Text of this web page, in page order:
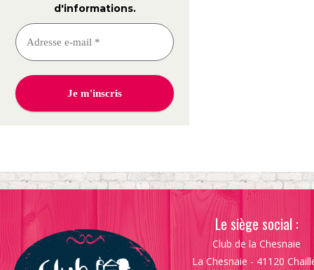
d'informations.
Le siège social :
Club de la Chesnaie
La Chesnaie - 41120